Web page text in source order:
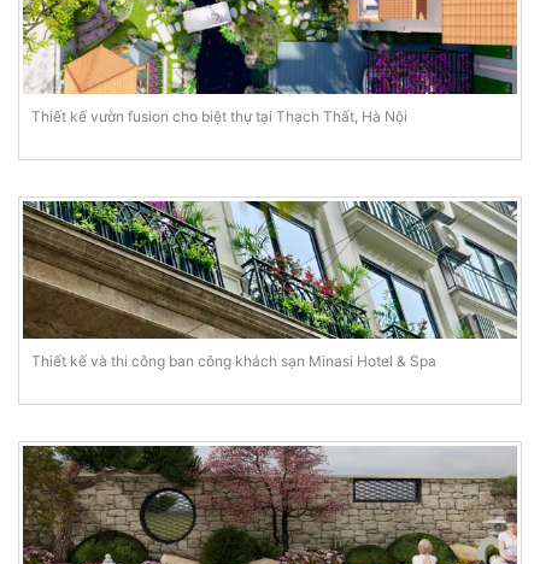
Thiết kế vườn fusion cho biệt thự tại Thạch Thất, Hà Nội
Thiết kế và thi công ban công khách sạn Minasi Hotel & Spa